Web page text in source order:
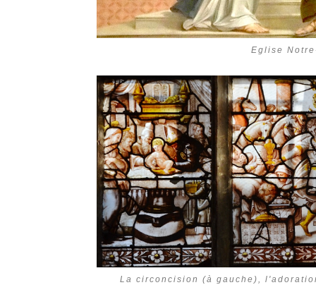
Eglise
La circoncision (à gauche),